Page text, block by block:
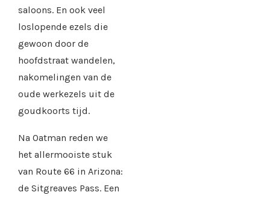
saloons. En ook veel
loslopende ezels die
gewoon door de
hoofdstraat wandelen,
nakomelingen van de
oude werkezels uit de
goudkoorts tijd.
Na Oatman reden we
het allermooiste stuk
van Route 66 in Arizona:
de Sitgreaves Pass. Een